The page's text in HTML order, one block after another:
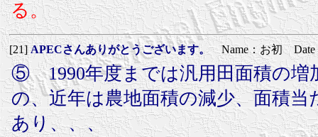
る。
[21]APECさんありがとうございます。Name：お初 Date
⑤ 1990年度までは汎用田面積の増
の、近年は農地面積の減少、面積
あり、、、